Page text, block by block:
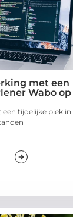
met een
Wabo
tijdelijke piek